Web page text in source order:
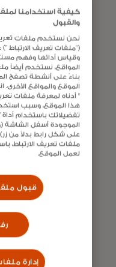
كيفية استخدامنا
والقبول
نحن نستخدم ملفات تعريف
("ملفات تعريف الارتباط
وقياس أدائها وفهم
المواقع، نستخدم أيضاً
بناءً على أنشطة تصفح
الموقع والمواقع الأخرى.
" أدناه لمعرفة ملفات
هذا الموقع، وسبب
تفضيلاتك باستخدام أداة
الموجودة أسفل الشاشة
على شكل رابط بدلاً من
ملفات تعريف الارتباط،
لعمل الموقع.
قبول
إدارة